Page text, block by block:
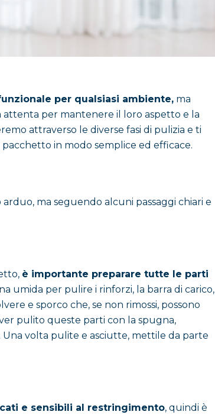
per qualsiasi ambiente, ma
per mantenere il loro aspetto e la
attraverso le diverse fasi di pulizia e ti
in modo semplice ed efficace.
ma seguendo alcuni passaggi chiari e
è importante preparare tutte le parti
umida per pulire i rinforzi, la barra di carico,
e sporco che, se non rimossi, possono
pulito queste parti con la spugna,
volta pulite e asciutte, mettile da parte
e sensibili al restringimento, quindi è